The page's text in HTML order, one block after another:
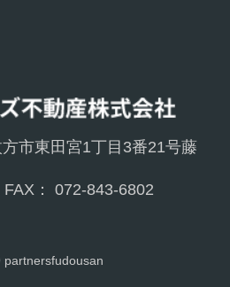
市東⽥宮1丁目3番21号藤
： 072-843-6802